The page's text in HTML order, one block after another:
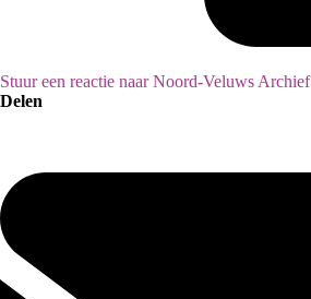
Stuur een reactie naar Noord-Veluws Archief
Delen